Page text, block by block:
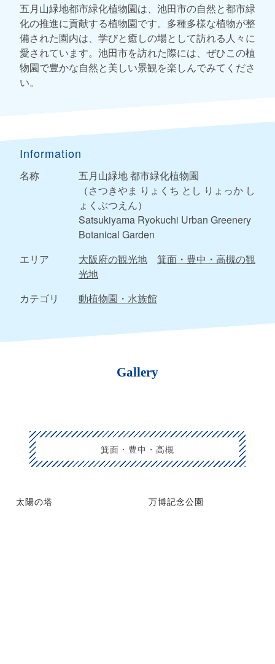
五月山緑地都市緑化植物園は、池田市の自然と都市緑
化の推進に貢献する植物園です。多種多様な植物が整
備された園内は、学びと癒しの場として訪れる人々に
愛されています。池田市を訪れた際には、ぜひこの植
物園で豊かな自然と美しい景観を楽しんでみてくださ
い。
Information
名称
五月山緑地 都市緑化植物園
（さつきやま りょくち とし りょっか し
ょくぶつえん）
Satsukiyama Ryokuchi Urban Greenery
Botanical Garden
エリア
大阪府の観光地
箕面・豊中・高槻の観
光地
カテゴリ
動植物園・水族館
Gallery
箕面・豊中・高槻
太陽の塔 万博記念公園